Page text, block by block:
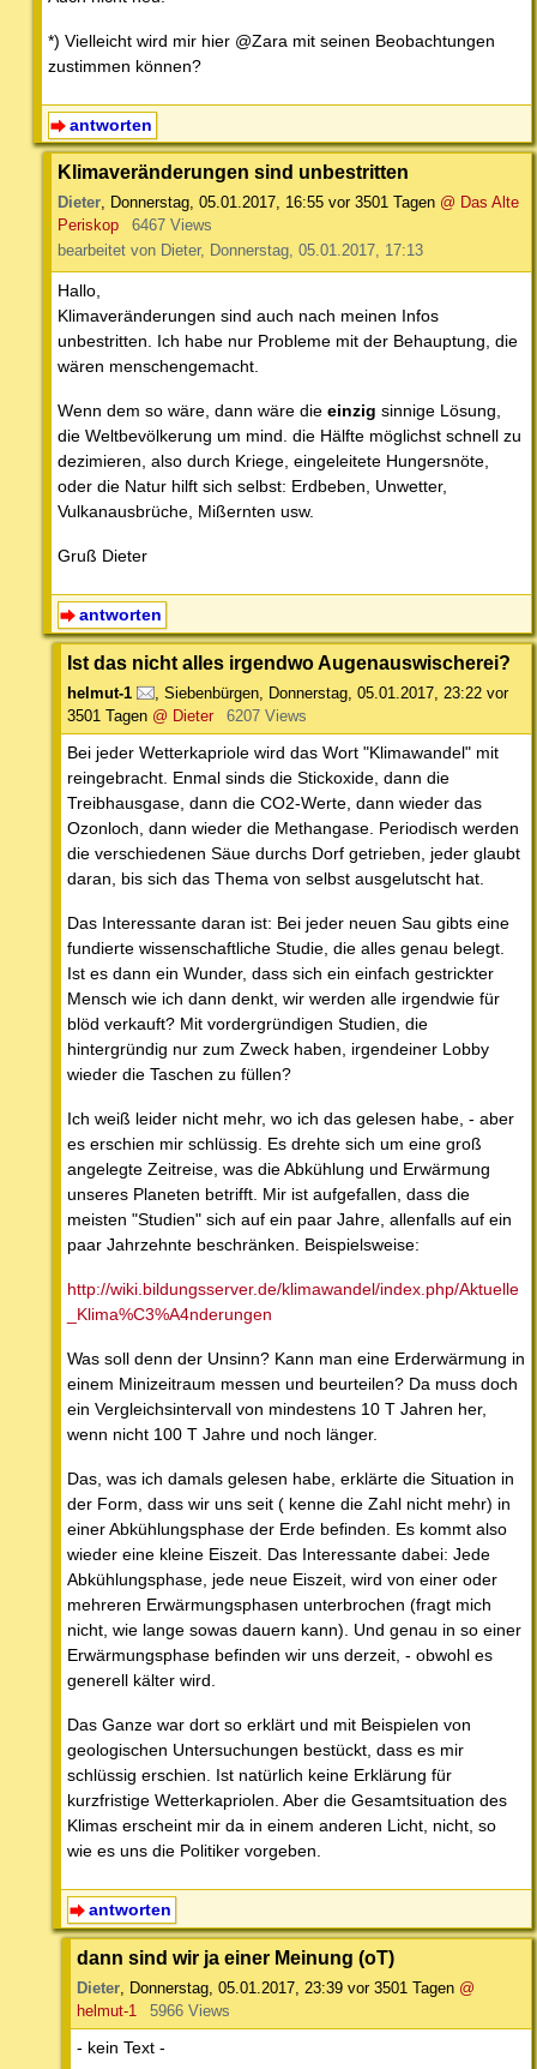
*) Vielleicht wird mir hier @Zara mit seinen Beobachtungen
zustimmen können?
antworten
Klimaveränderungen sind unbestritten
Dieter, Donnerstag, 05.01.2017, 16:55 vor 3501 Tagen @ Das Alte
Periskop
6467 Views
bearbeitet von Dieter, Donnerstag, 05.01.2017, 17:13
Hallo,
Klimaveränderungen sind auch nach meinen Infos
unbestritten. Ich habe nur Probleme mit der Behauptung, die
wären menschengemacht.
Wenn dem so wäre, dann wäre die einzig sinnige Lösung,
die Weltbevölkerung um mind. die Hälfte möglichst schnell zu
dezimieren, also durch Kriege, eingeleitete Hungersnöte,
oder die Natur hilft sich selbst: Erdbeben, Unwetter,
Vulkanausbrüche, Mißernten usw.
Gruß Dieter
antworten
Ist das nicht alles irgendwo Augenauswischerei?
helmut-1 , Siebenbürgen, Donnerstag, 05.01.2017, 23:22 vor
3501 Tagen @ Dieter 6207 Views
Bei jeder Wetterkapriole wird das Wort "Klimawandel" mit
reingebracht. Enmal sinds die Stickoxide, dann die
Treibhausgase, dann die CO2-Werte, dann wieder das
Ozonloch, dann wieder die Methangase. Periodisch werden
die verschiedenen Säue durchs Dorf getrieben, jeder glaubt
daran, bis sich das Thema von selbst ausgelutscht hat.
Das Interessante daran ist: Bei jeder neuen Sau gibts eine
fundierte wissenschaftliche Studie, die alles genau belegt.
Ist es dann ein Wunder, dass sich ein einfach gestrickter
Mensch wie ich dann denkt, wir werden alle irgendwie für
blöd verkauft? Mit vordergründigen Studien, die
hintergründig nur zum Zweck haben, irgendeiner Lobby
wieder die Taschen zu füllen?
Ich weiß leider nicht mehr, wo ich das gelesen habe, - aber
es erschien mir schlüssig. Es drehte sich um eine groß
angelegte Zeitreise, was die Abkühlung und Erwärmung
unseres Planeten betrifft. Mir ist aufgefallen, dass die
meisten "Studien" sich auf ein paar Jahre, allenfalls auf ein
paar Jahrzehnte beschränken. Beispielsweise:
http://wiki.bildungsserver.de/klimawandel/index.php/Aktuelle
_Klima%C3%A4nderungen
Was soll denn der Unsinn? Kann man eine Erderwärmung in
einem Minizeitraum messen und beurteilen? Da muss doch
ein Vergleichsintervall von mindestens 10 T Jahren her,
wenn nicht 100 T Jahre und noch länger.
Das, was ich damals gelesen habe, erklärte die Situation in
der Form, dass wir uns seit ( kenne die Zahl nicht mehr) in
einer Abkühlungsphase der Erde befinden. Es kommt also
wieder eine kleine Eiszeit. Das Interessante dabei: Jede
Abkühlungsphase, jede neue Eiszeit, wird von einer oder
mehreren Erwärmungsphasen unterbrochen (fragt mich
nicht, wie lange sowas dauern kann). Und genau in so einer
Erwärmungsphase befinden wir uns derzeit, - obwohl es
generell kälter wird.
Das Ganze war dort so erklärt und mit Beispielen von
geologischen Untersuchungen bestückt, dass es mir
schlüssig erschien. Ist natürlich keine Erklärung für
kurzfristige Wetterkapriolen. Aber die Gesamtsituation des
Klimas erscheint mir da in einem anderen Licht, nicht, so
wie es uns die Politiker vorgeben.
antworten
dann sind wir ja einer Meinung (oT)
Dieter Donnerstag, 05.01.2017, 23:39 vor 3501 Tagen @
helmut-1
5966 Views
- kein Text -